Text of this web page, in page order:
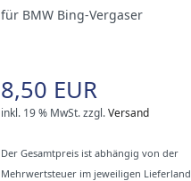
für BMW Bing-Vergaser
8,50 EUR
inkl. 19 % MwSt.zzgl.Versand
Der Gesamtpreis ist abhängig von der
Mehrwertsteuer im jeweiligen Lieferland.